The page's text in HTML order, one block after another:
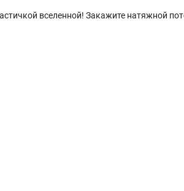
вселенной! Закажите натяжной